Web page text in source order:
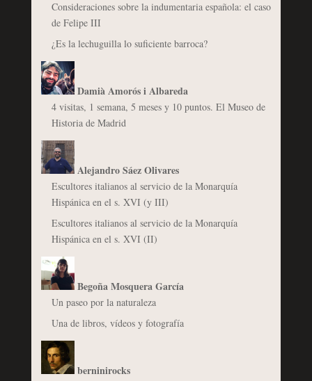
Consideraciones sobre la indumentaria española: el caso
de Felipe III
¿Es la lechuguilla lo suficiente barroca?
Damià Amorós i Albareda
4 visitas, 1 semana, 5 meses y 10 puntos. El Museo de
Historia de Madrid
Alejandro Sáez Olivares
Escultores italianos al servicio de la Monarquía
Hispánica en el s. XVI (y III)
Escultores italianos al servicio de la Monarquía
Hispánica en el s. XVI (II)
Begoña Mosquera García
Un paseo por la naturaleza
Una de libros, vídeos y fotografía
berninirocks